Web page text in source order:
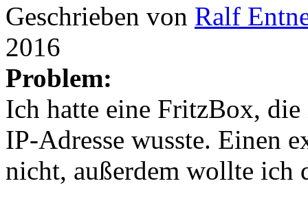
Geschrieben von Ralf
2016
Problem:
Ich hatte eine FritzBox,
IP-Adresse wusste. Einen
nicht, außerdem wollte ich